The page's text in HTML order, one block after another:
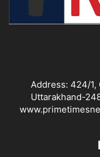
Address: 424/1,
Uttarakhand-